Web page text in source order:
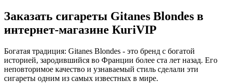
Заказать сигареты Gitanes Blondes в
интернет-магазине КuriVIP
Богатая традиция: Gitanes Blondes - это бренд с богатой
историей, зародившийся во Франции более ста лет назад. Его
неповторимое качество и узнаваемый стиль сделали эти
сигареты одним из самых известных в мире.